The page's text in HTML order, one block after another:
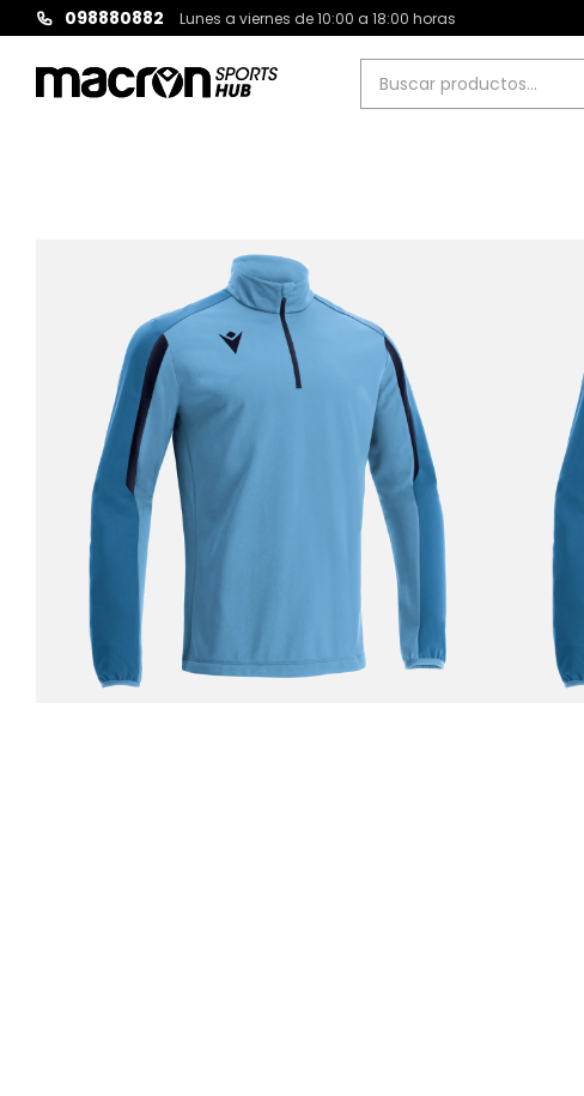
098880882 Lunes a viernes de 10:00 a 18:00 horas